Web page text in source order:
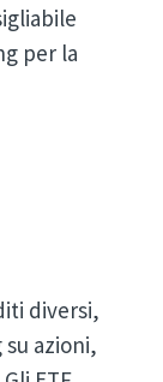
per la
diversi,
azioni,